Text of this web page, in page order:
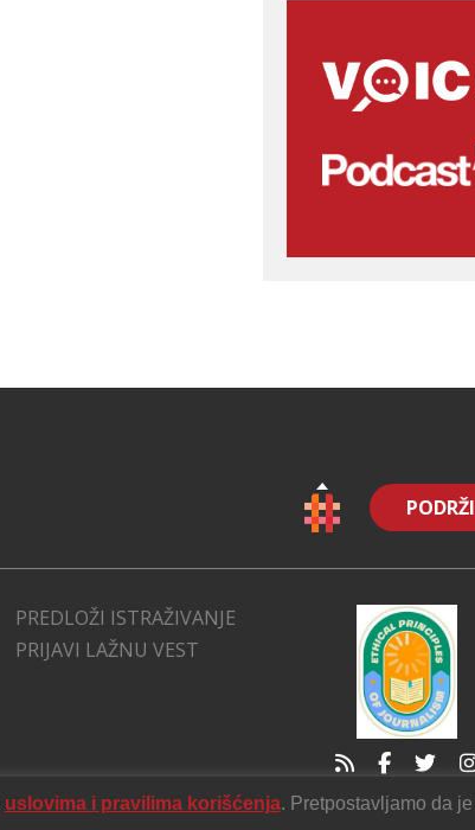
PREDLOŽI ISTRAŽIVANJE
PRIJAVI LAŽNU VEST
uslovima i pravilima korišćenja. Pretpostavljamo da